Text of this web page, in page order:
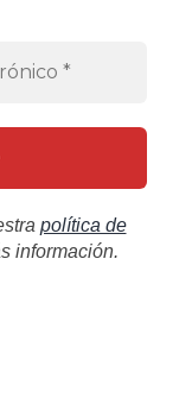
política de
información.